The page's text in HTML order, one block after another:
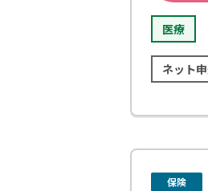
医療
ネット
保険